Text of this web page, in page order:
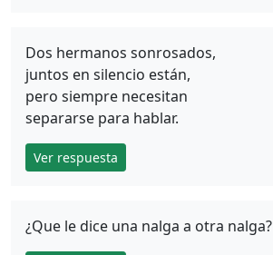
Dos hermanos sonrosados,
juntos en silencio están,
pero siempre necesitan
separarse para hablar.
Ver respuesta
¿Que le dice una nalga a otra nalga?